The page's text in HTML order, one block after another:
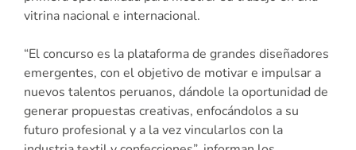
vitrina nacional e internacional.
“El concurso es la plataforma de grandes diseñadores
emergentes, con el objetivo de motivar e impulsar a
nuevos talentos peruanos, dándole la oportunidad de
generar propuestas creativas, enfocándolos a su
futuro profesional y a la vez vincularlos con la